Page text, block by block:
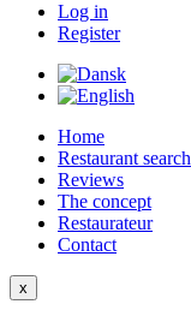
Log in
Register
Home
Restaurant search
Reviews
The concept
Restaurateur
Contact
x